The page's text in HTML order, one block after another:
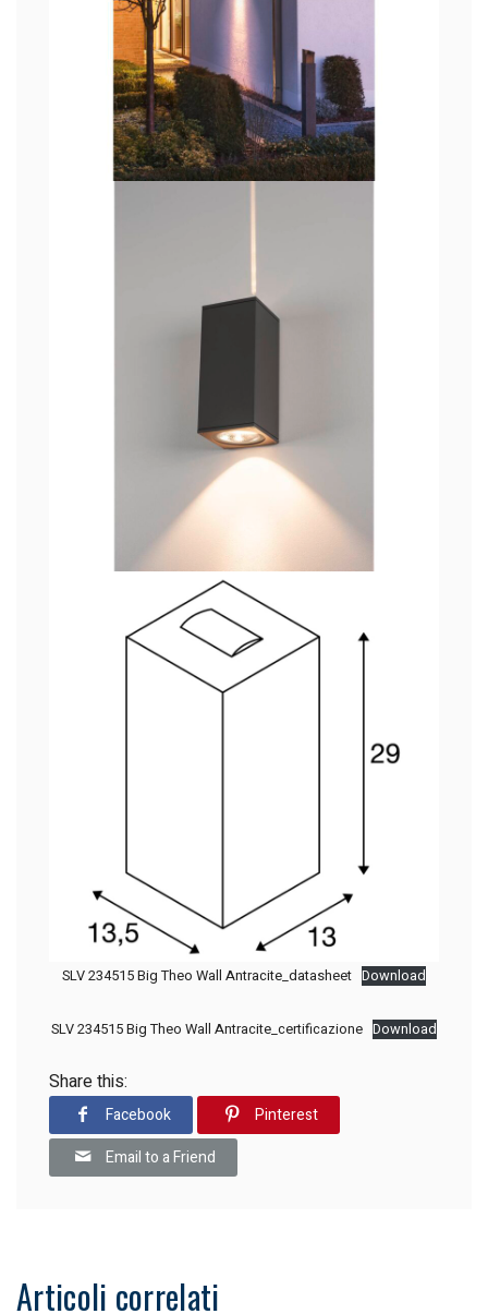
SLV 234515 Big Theo Wall Antracite_datasheet Download
SLV 234515 Big Theo Wall Antracite_certificazione Download
Share this:
Facebook
Pinterest
Email to a Friend
Articoli correlati